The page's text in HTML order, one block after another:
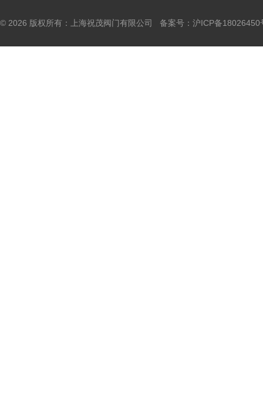
© 2026 版权所有：上海祝茂阀门有限公司 备案号： 沪ICP备18026450